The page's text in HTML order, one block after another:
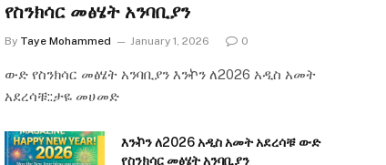
የስንክሳር መፅሄት አንባቢያን
By Taye Mohammed January 1, 2026 0
ውድ የስንክሳር መፅሄት አንባቢያን እንኯን ለ2026 አዲስ አመት
አደረሳቹ::ታዬ መሀመድ
እንኯን ለ2026 አዲስ አመት አደረሳቹ ውድ
የስንክሳር መፅሄት አንባቢያን